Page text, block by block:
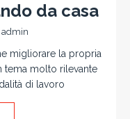
da casa
admin
migliorare la propria
tema molto rilevante
di lavoro